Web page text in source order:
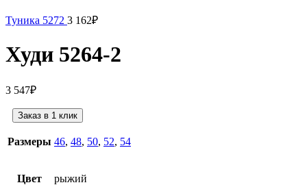
Туника 5272 3 162₽
Худи 5264-2
3 547₽
Заказ в 1 клик
Размеры 46, 48, 50, 52, 54
Цвет рыжий